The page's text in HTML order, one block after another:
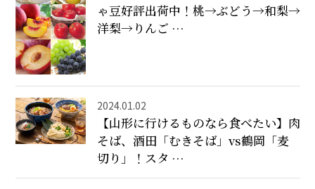
ゃ豆好評出荷中！桃→ぶどう→和梨→
洋梨→りんご …
2024.01.02
【山形に行けるものなら食べたい】肉
そば、酒田「むきそば」vs鶴岡「麦
切り」！スタ …